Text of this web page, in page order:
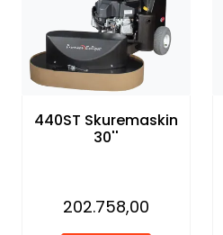
440ST Skuremaskin
30''
202.758,00